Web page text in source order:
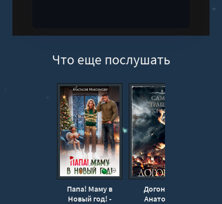
Что еще послушать
Папа! Маму в
Новый год! -
Догоняй! -
Анатолий